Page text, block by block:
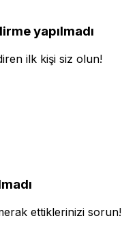
yapılmadı
ilk kişi siz olun!
ettiklerinizi sorun!